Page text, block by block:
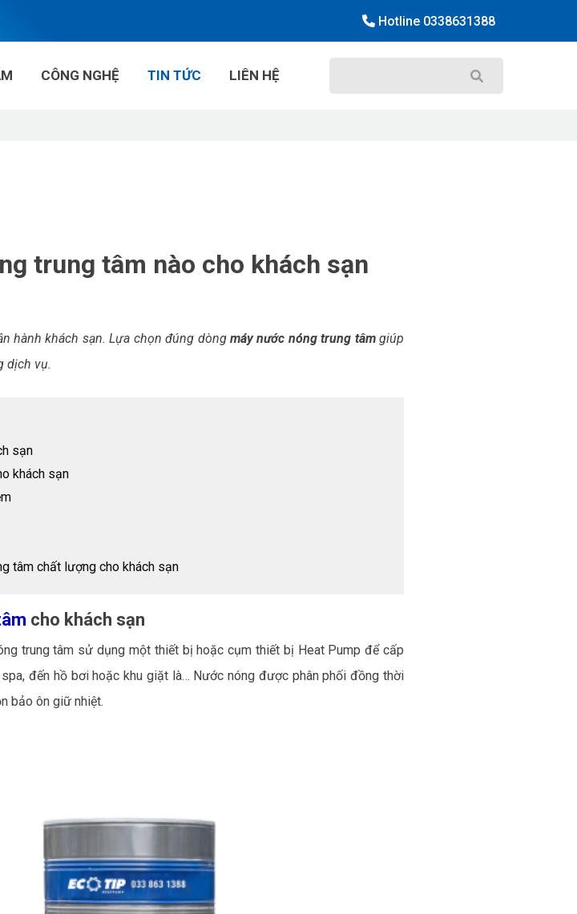
Hotline 0338631388
CÔNG NGHỆ TIN TỨC LIÊN HỆ
trung tâm nào cho khách sạn
hành khách sạn. Lựa chọn đúng dòng máy nước nóng trung tâmgiúp
dịch vụ.
sạn
khách sạn
tâm chất lượng cho khách sạn
cho khách sạn
trung tâm sử dụng một thiết bị hoặc cụm thiết bị Heat Pump để cấp
đến hồ bơi hoặc khu giặt là… Nước nóng được phân phối đồng thời
bảo ôn giữ nhiệt.